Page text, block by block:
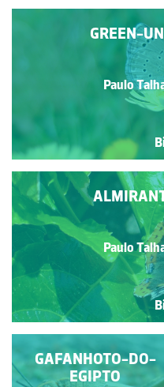
GREEN-
Paulo
Paulo
FALSA-VESPA
GAFANHOTO-DO-
EGIPTO